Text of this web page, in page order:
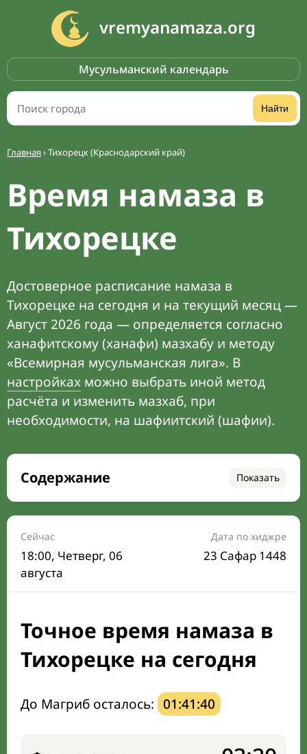
vremyanamaza.org
Мусульманский календарь
Найти
Главная›Тихорецк (Краснодарский край)
Время намаза в
Тихорецке
Достоверное расписание намаза в
Тихорецке на сегодня и на текущий месяц —
Август 2026 года — определяется согласно
ханафитскому (ханафи) мазхабу и методу
«Всемирная мусульманская лига». В
настройках можно выбрать иной метод
расчёта и изменить мазхаб, при
необходимости, на шафиитский (шафии).
Содержание Показать
Время намаза на сегодня
Расписание на месяц
Время Сухура и Ифтара на сегодня
Календарь рамадана
Направление киблы
Сейчас
18:00, Четверг, 06
августа
Дата по хиджре
23 Сафар 1448
Точное время намаза в
Тихорецке на сегодня
До Магриб осталось: 01:41:39